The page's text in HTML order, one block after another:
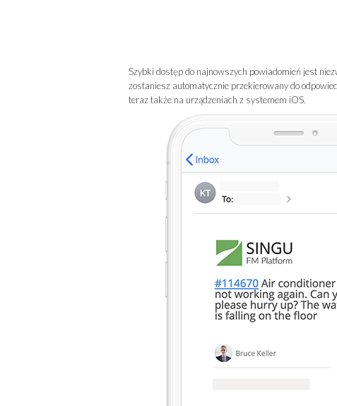
Szybki dostęp do najnowszych powiadomień jest
zostaniesz automatycznie przekierowany do
teraz także na urządzeniach z systemem iOS.